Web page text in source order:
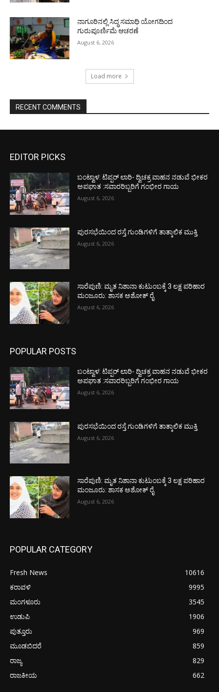
ನಾಗೂರಿನಲ್ಲಿ ಸಿದ್ಧ ಸಮಾಧಿ ಯೋಗದಿಂದ
ಗುರುಪೂರ್ಣಿಮೆ ಆಚರಣೆ
August 6, 2026
Load more
RECENT COMMENTS
EDITOR PICKS
ಬಂಟ್ವಾಳ: ಟಿಪ್ಪರ್ ಲಾರಿ- ದ್ವಿಚಕ್ರ ವಾಹನ ನಡುವೆ ಭೀಕರ
ಅಪಘಾತ :ಸವಾರರಿಬ್ಬರಿಗೆ ಗಂಭೀರ ಗಾಯ
August 6, 2026
ಪುರಸಭೆಯಿಂದ ರಸ್ತೆ ಗುಂಡಿಗಳಿಗೆ ತಾತ್ಕಾಲಿಕ ಮುಕ್ತಿ
August 6, 2026
ಸಾರೆಪುಣಿ: ಮೃತ ನಿಶಾನಾ ಕುಟುಂಬಕ್ಕೆ 3 ಲಕ್ಷ ಪರಿಹಾರ
ಮಂಜೂರು: ಶಾಸಕ ಅಶೋಕ್ ರೈ
August 6, 2026
POPULAR POSTS
ಬಂಟ್ವಾಳ: ಟಿಪ್ಪರ್ ಲಾರಿ- ದ್ವಿಚಕ್ರ ವಾಹನ ನಡುವೆ ಭೀಕರ
ಅಪಘಾತ :ಸವಾರರಿಬ್ಬರಿಗೆ ಗಂಭೀರ ಗಾಯ
August 6, 2026
ಪುರಸಭೆಯಿಂದ ರಸ್ತೆ ಗುಂಡಿಗಳಿಗೆ ತಾತ್ಕಾಲಿಕ ಮುಕ್ತಿ
August 6, 2026
ಸಾರೆಪುಣಿ: ಮೃತ ನಿಶಾನಾ ಕುಟುಂಬಕ್ಕೆ 3 ಲಕ್ಷ ಪರಿಹಾರ
ಮಂಜೂರು: ಶಾಸಕ ಅಶೋಕ್ ರೈ
August 6, 2026
POPULAR CATEGORY
Fresh News
10616
ಕರಾವಳಿ
9995
ಮಂಗಳೂರು
3545
ಉಡುಪಿ
1906
ಪುತ್ತೂರು
969
ಮೂಡಬಿದರೆ
859
ರಾಜ್ಯ
829
ರಾಜಕೀಯ
662